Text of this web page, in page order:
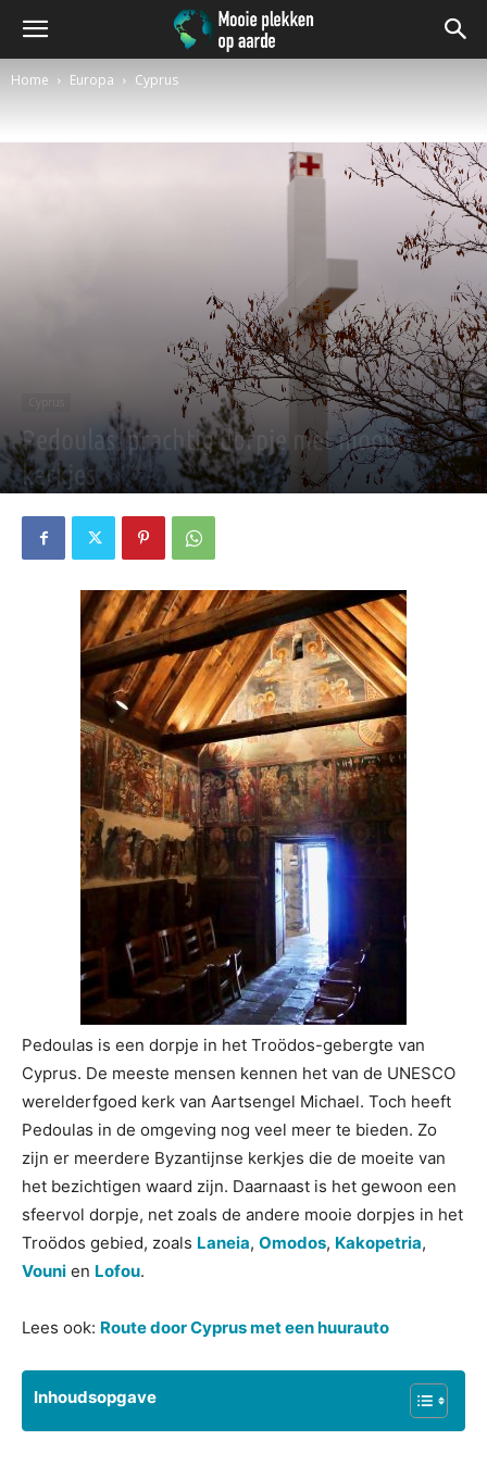
Home Europa Cyprus
Pedoulas, prachtig dorpje met mooie
kerkjes
Pedoulas is een dorpje in het Troödos-gebergte van
Cyprus. De meeste mensen kennen het van de UNESCO
werelderfgoed kerk van Aartsengel Michael. Toch heeft
Pedoulas in de omgeving nog veel meer te bieden. Zo
zijn er meerdere Byzantijnse kerkjes die de moeite van
het bezichtigen waard zijn. Daarnaast is het gewoon een
sfeervol dorpje, net zoals de andere mooie dorpjes in het
Troödos gebied, zoals Laneia, Omodos, Kakopetria,
Vouni en Lofou.
Lees ook: Route door Cyprus met een huurauto
Inhoudsopgave